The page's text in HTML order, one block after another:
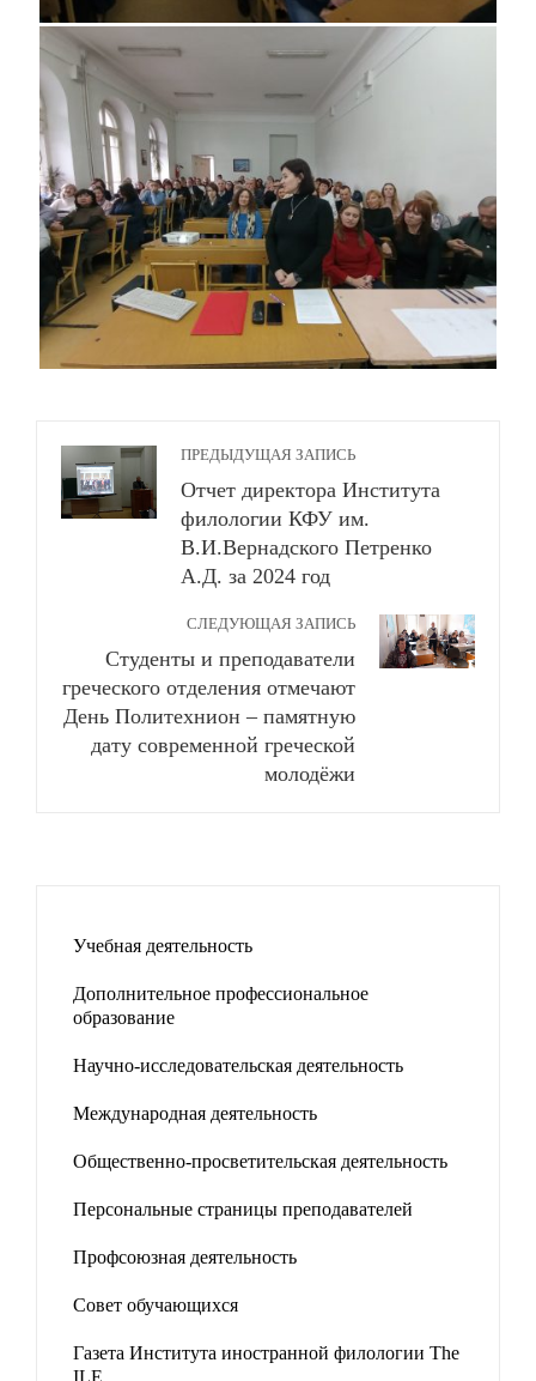
ПРЕДЫДУЩАЯ ЗАПИСЬ
Отчет директора Института
филологии КФУ им.
В.И.Вернадского Петренко
А.Д. за 2024 год
СЛЕДУЮЩАЯ ЗАПИСЬ
Студенты и преподаватели
греческого отделения отмечают
День Политехнион – памятную
дату современной греческой
молодёжи
Учебная деятельность
Дополнительное профессиональное
образование
Научно-исследовательская деятельность
Международная деятельность
Общественно-просветительская деятельность
Персональные страницы преподавателей
Профсоюзная деятельность
Совет обучающихся
Газета Института иностранной филологии The